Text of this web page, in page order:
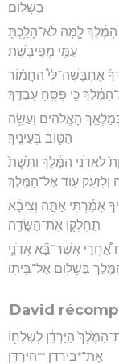
בְשָׁלֽוֹם׃
הַמֶּ֔לֶךְ לָ֛מָּה לֹא־הָלַ֥כְתָּ
עִמִּ֖י מְפִיבֹֽשֶׁת׃
אֶחְבְּשָׁה־לִּי֩ הַחֲמ֨וֹר
כִּ֥י פִסֵּ֖חַ עַבְדֶּֽךָ׃
הָאֱלֹהִ֔ים וַעֲשֵׂ֥ה
הַטּ֖וֹב בְּעֵינֶֽיךָ׃
לַאדֹנִ֣י הַמֶּ֔לֶךְ וַתָּ֙שֶׁת֙
ע֖וֹד אֶל־הַמֶּֽלֶךְ׃
אָמַ֕רְתִּי אַתָּ֣ה וְצִיבָ֔א
תַּחְלְק֖וּ אֶת־הַשָּׂדֶֽה׃
אַ֠חֲרֵי אֲשֶׁר־בָּ֞א אֲדֹנִ֥י
בְּשָׁל֖וֹם אֶל־בֵּיתֽוֹ׃
David
הַיַּרְדֵּ֔ן לְשַׁלְּח֖וֹ
אֶת־*בירדן **הַיַּרְדֵּֽן׃